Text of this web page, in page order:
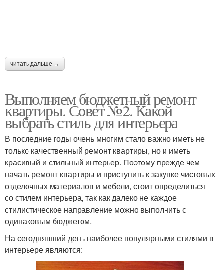
читать дальше →
Выполняем бюджетный ремонт
квартиры. Совет №2. Какой
выбрать стиль для интерьера
В последние годы очень многим стало важно иметь не
только качественный ремонт квартиры, но и иметь
красивый и стильный интерьер. Поэтому прежде чем
начать ремонт квартиры и приступить к закупке чистовых
отделочных материалов и мебели, стоит определиться
со стилем интерьера, так как далеко не каждое
стилистическое направление можно выполнить с
одинаковым бюджетом.
На сегодняшний день наиболее популярными стилями в
интерьере являются: